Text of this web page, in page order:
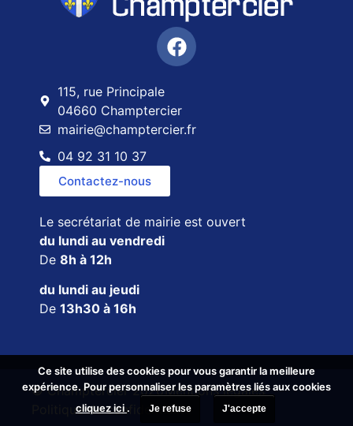
115, rue Principale
04660 Champtercier
mairie@champtercier.fr
04 92 31 10 37
Contactez-nous
Le secrétariat de mairie est ouvert
du lundi au vendredi
De 8h à 12h
du lundi au jeudi
De 13h30 à 16h
© Champtercier 2026Mentions légales
Politique de confidentialité
Ce site utilise des cookies pour vous garantir la meilleure
expérience. Pour personnaliser les paramètres liés aux cookies
cliquez ici . Je refuse J'accepte
Ce site utilise des cookies pour vous garantir la meilleure
expérience. Pour personnaliser les paramètres liés aux cookies
cliquez ici . Je refuse J'accepte